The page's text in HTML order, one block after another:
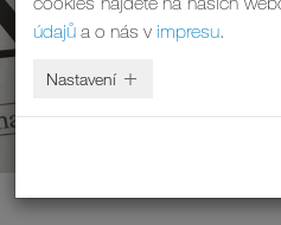
údajů a o nás v impresu.
Nastavení